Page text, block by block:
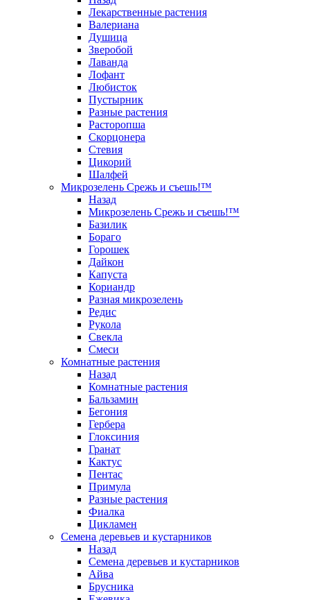
Лекарственные растения
Валериана
Душица
Зверобой
Лаванда
Лофант
Любисток
Пустырник
Разные растения
Расторопша
Скорцонера
Стевия
Цикорий
Шалфей
Микрозелень Срежь и съешь!™
Назад
Микрозелень Срежь и съешь!™
Базилик
Бораго
Горошек
Дайкон
Капуста
Кориандр
Разная микрозелень
Редис
Рукола
Свекла
Смеси
Комнатные растения
Назад
Комнатные растения
Бальзамин
Бегония
Гербера
Глоксиния
Гранат
Кактус
Пентас
Примула
Разные растения
Фиалка
Цикламен
Семена деревьев и кустарников
Назад
Семена деревьев и кустарников
Айва
Брусника